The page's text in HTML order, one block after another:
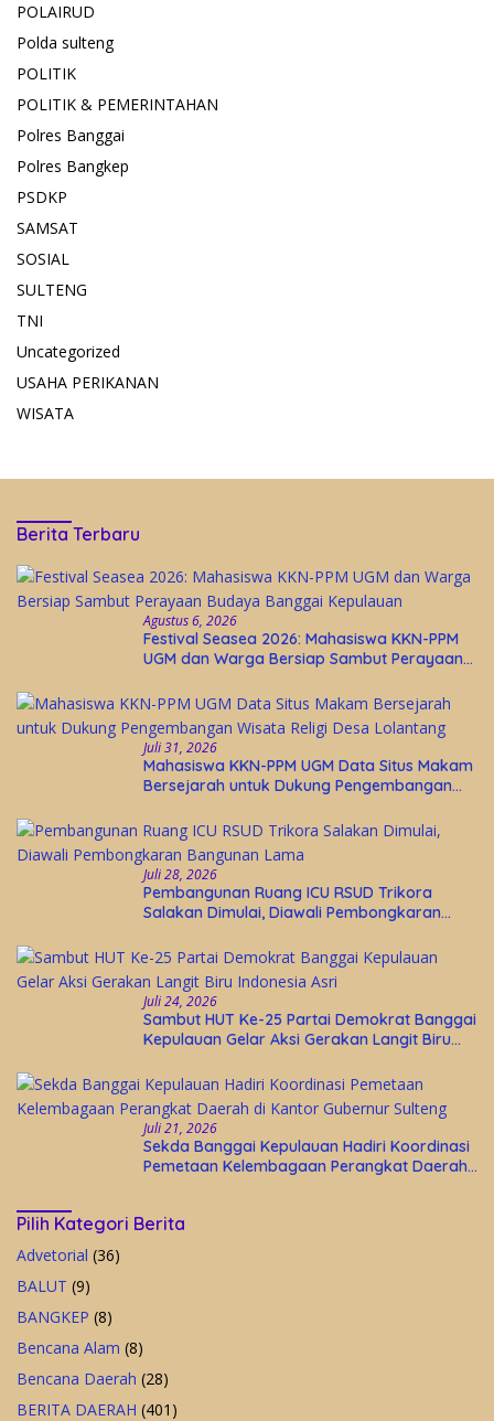
POLAIRUD
Polda sulteng
POLITIK
POLITIK & PEMERINTAHAN
Polres Banggai
Polres Bangkep
PSDKP
SAMSAT
SOSIAL
SULTENG
TNI
Uncategorized
USAHA PERIKANAN
WISATA
Berita Terbaru
Agustus 6, 2026
Festival Seasea 2026: Mahasiswa KKN-PPM
UGM dan Warga Bersiap Sambut Perayaan
Juli 31, 2026
Mahasiswa KKN-PPM UGM Data Situs Makam
Bersejarah untuk Dukung Pengembangan
Juli 28, 2026
Pembangunan Ruang ICU RSUD Trikora
Salakan Dimulai, Diawali Pembongkaran
Juli 24, 2026
Sambut HUT Ke-25 Partai Demokrat Banggai
Kepulauan Gelar Aksi Gerakan Langit Biru
Juli 21, 2026
Sekda Banggai Kepulauan Hadiri Koordinasi
Pemetaan Kelembagaan Perangkat Daerah
Pilih Kategori Berita
Advetorial (36)
BALUT (9)
BANGKEP (8)
Bencana Alam (8)
Bencana Daerah (28)
BERITA DAERAH (401)